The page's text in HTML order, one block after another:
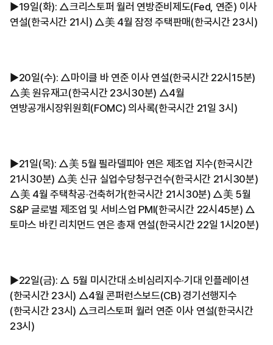
▶︎19일(화): △크리스토퍼 월러 연방준비제도(Fed, 연준) 이사
연설(한국시간 21시) △美 4월 잠정 주택판매(한국시간 23시)
▶︎20일(수): △마이클 바 연준 이사 연설(한국시간 22시15분)
△美 원유재고(한국시간 23시30분) △4월
연방공개시장위원회(FOMC) 의사록(한국시간 21일 3시)
▶︎21일(목): △美 5월 필라델피아 연은 제조업 지수(한국시간
21시30분) △美 신규 실업수당청구건수(한국시간 21시30분)
△美 4월 주택착공·건축허가(한국시간 21시30분) △美 5월
S&P 글로벌 제조업 및 서비스업 PMI(한국시간 22시45분) △
토마스 바킨 리치먼드 연은 총재 연설(한국시간 22일 1시20분)
▶︎22일(금): △ 5월 미시간대 소비심리지수·기대 인플레이션
(한국시간 23시) △4월 콘퍼런스보드(CB) 경기선행지수
(한국시간 23시) △크리스토퍼 월러 연준 이사 연설(한국시간
23시)